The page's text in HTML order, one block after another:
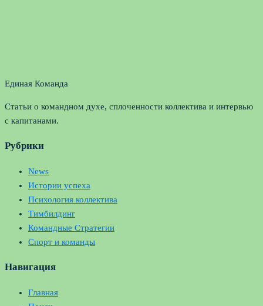
Единая Команда
Статьи о командном духе, сплоченности коллектива и интервью
с капитанами.
Рубрики
News
Истории успеха
Психология коллектива
Тимбилдинг
Командные Стратегии
Спорт и команды
Навигация
Главная